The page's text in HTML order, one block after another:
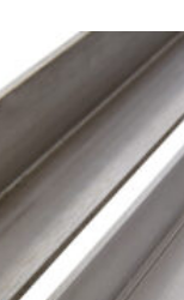
mehrere
Varianten
Optionen
der